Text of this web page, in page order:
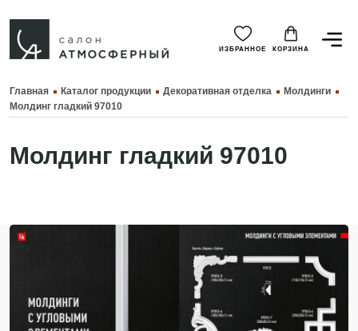
ИЗБРАННОЕ КОРЗИНА
Главная Каталог продукции Декоративная отделка
Молдинги
Молдинг гладкий 97010
Молдинг гладкий 97010